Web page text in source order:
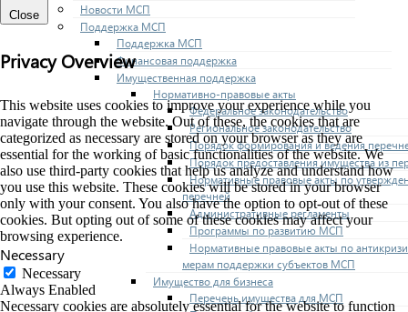
Новости МСП
Поддержка МСП
Поддержка МСП
Финансовая поддержка
Имущественная поддержка
Нормативно-правовые акты
Федеральное законодательство
Региональное законодательство
Порядок формирования и ведения
Порядок предоставления имущества из
Нормативные правовые акты по
перечней
Административные регламенты
Программы по развитию МСП
Нормативные правовые акты по
мерам поддержки субъектов МСП
Имущество для бизнеса
Перечень имущества для МСП
Close
Privacy Overview
This website uses cookies to improve your experience while you
navigate through the website. Out of these, the cookies that are
categorized as necessary are stored on your browser as they are
essential for the working of basic functionalities of the website. We
also use third-party cookies that help us analyze and understand how
you use this website. These cookies will be stored in your browser
only with your consent. You also have the option to opt-out of these
cookies. But opting out of some of these cookies may affect your
browsing experience.
Necessary
Necessary
Always Enabled
Necessary cookies are absolutely essential for the website to function